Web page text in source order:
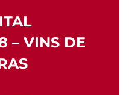
– VINS DE